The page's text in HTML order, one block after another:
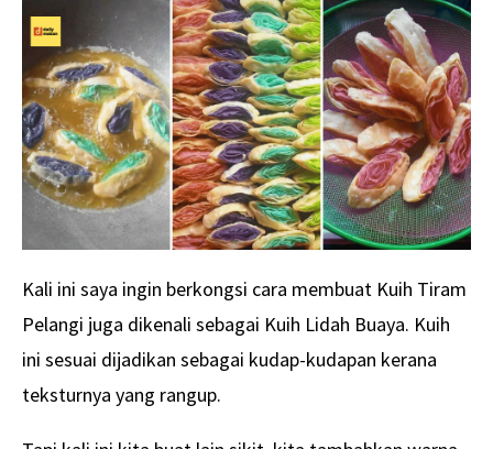
Kali ini saya ingin berkongsi cara membuat Kuih Tiram
Pelangi juga dikenali sebagai Kuih Lidah Buaya. Kuih
ini sesuai dijadikan sebagai kudap-kudapan kerana
teksturnya yang rangup.